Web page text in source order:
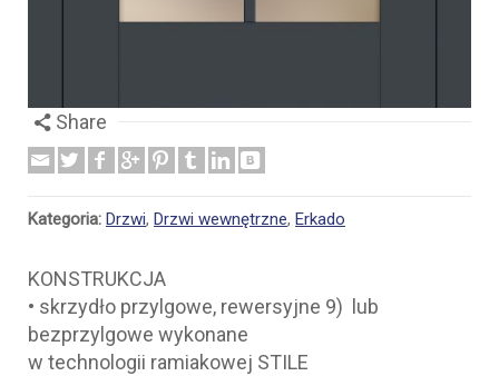
Share
Kategoria: Drzwi, Drzwi wewnętrzne, Erkado
KONSTRUKCJA
• skrzydło przylgowe, rewersyjne 9) lub
bezprzylgowe wykonane
w technologii ramiakowej STILE